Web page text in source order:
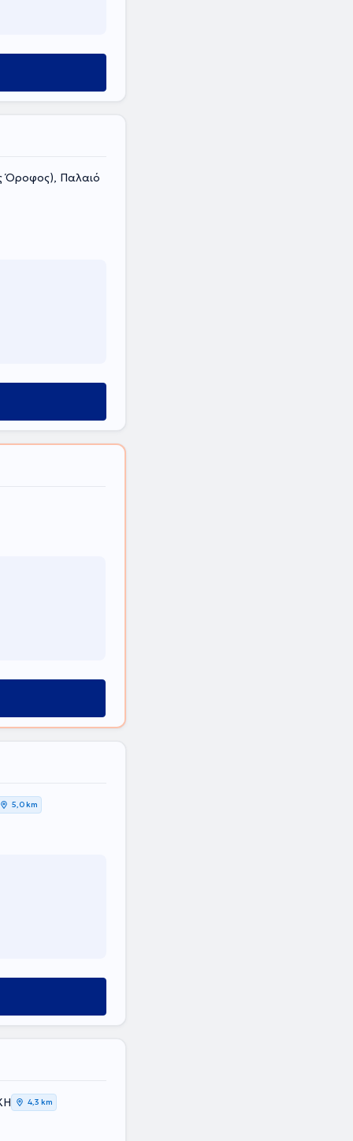
Όροφος), Παλαιό
5,0 km
4,3 km